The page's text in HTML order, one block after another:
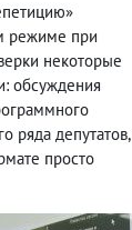
режиме при
некоторые
обсуждения
ряда депутатов,
просто